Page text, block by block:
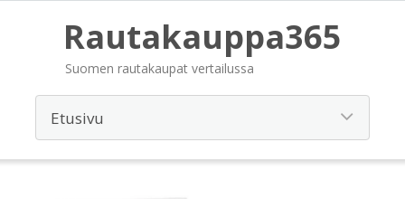
Rautakauppa365
Suomen rautakaupat vertailussa